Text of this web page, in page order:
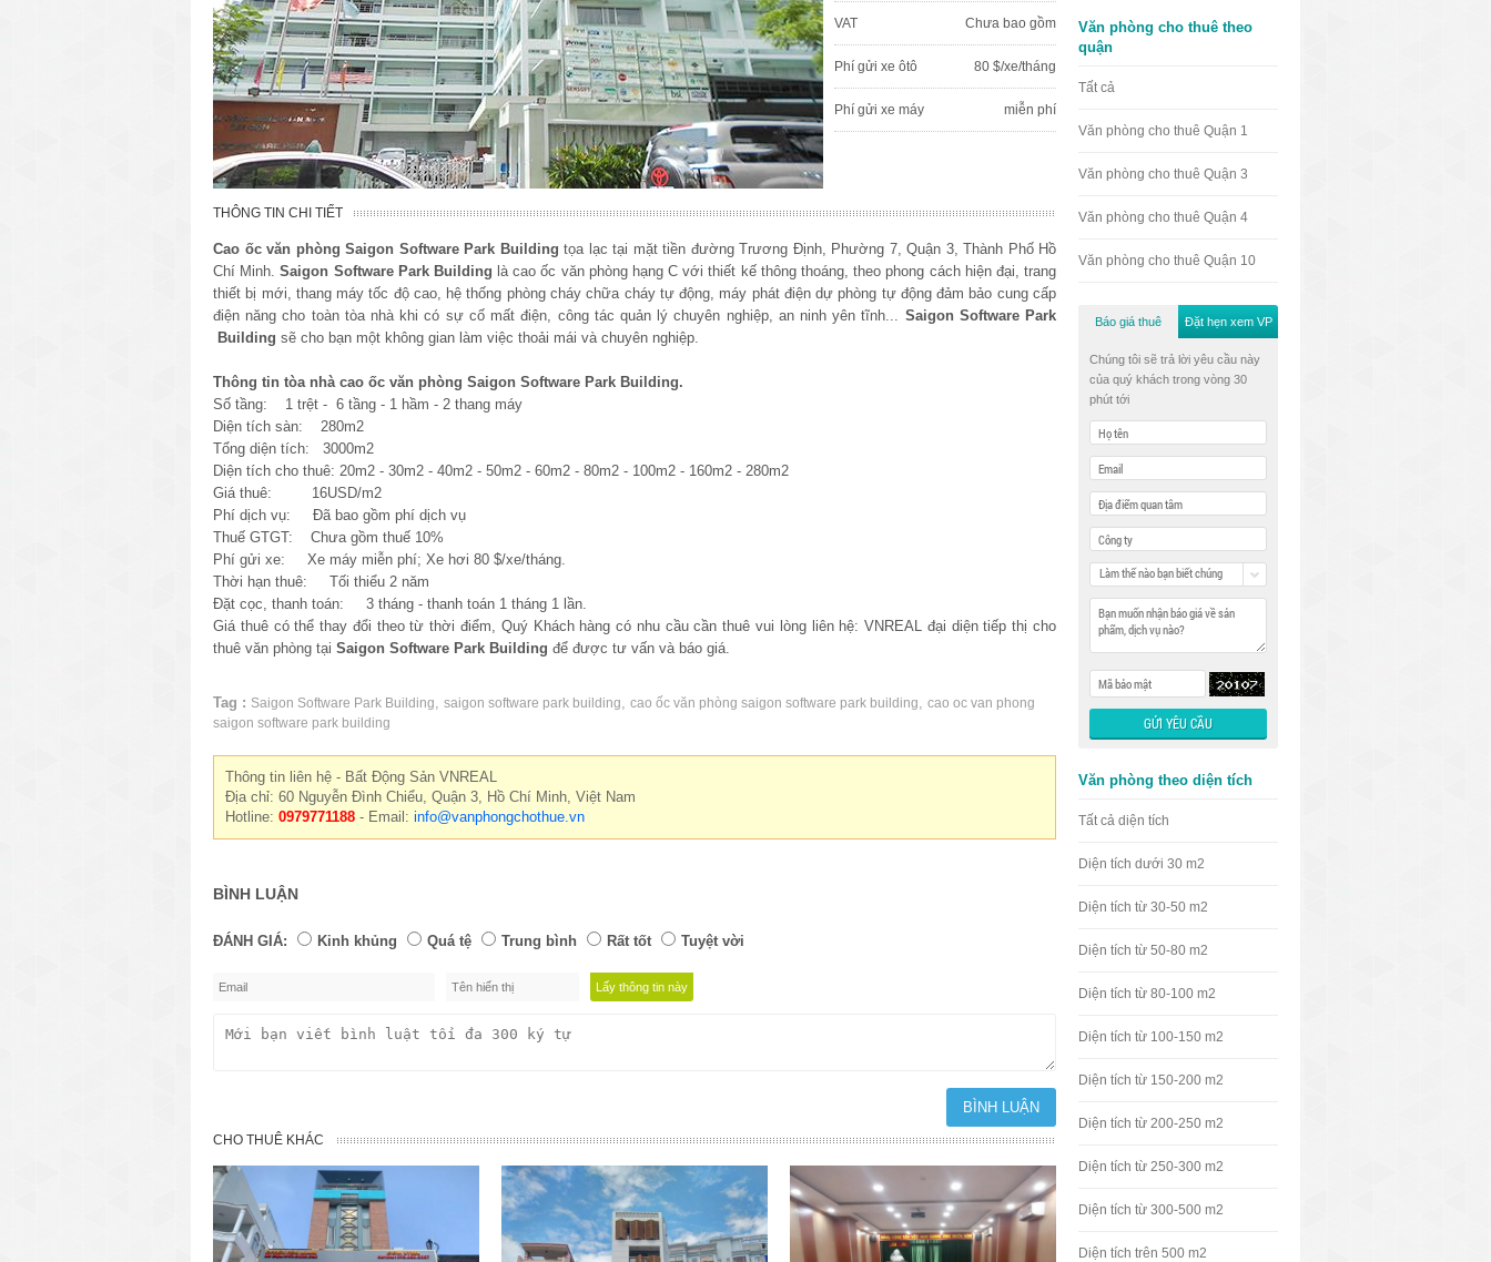
VAT Chưa bao gồm
Phí gửi xe ôtô 80 $/xe/tháng
Phí gửi xe máy miễn phí
THÔNG TIN CHI TIẾT
Cao ốc văn phòng Saigon Software Park​ Building tọa lạc tại mặt tiền đường Trương Định, Phường 7, Quận 3, Thành Phố Hồ
Chí Minh. Saigon Software Park​Building là cao ốc văn phòng hạng C với thiết kế thông thoáng, theo phong cách hiện đại, trang
thiết bị mới , thang máy tốc độ cao, hệ thống phòng cháy chữa cháy tự động, máy phát điện dự phòng tự động đảm bảo cung cấp
điện năng cho toàn tòa nhà khi có sự cố mất điện, công tác quản lý chuyên nghiệp, an ninh yên tĩnh... Saigon Software Park​
Building sẽ cho bạn một không gian làm việc thoải mái và chuyên nghiệp.
Thông tin tòa nhà cao ốc văn phòng Saigon Software Park​ Building.
Số tầng: 1 trệt - 6 tầng - 1 hầm - 2 thang máy
Diện tích sàn: 280m2
Tổng diện tích: 3000m2
Diện tích cho thuê: 20m2 - 30m2 - 40m2 - 50m2 - 60m2 - 80m2 - 100m2 - 160m2 - 280m2
Giá thuê: 16USD/m2
Phí dịch vụ: Đã bao gồm phí dịch vụ
Thuế GTGT: Chưa gồm thuế 10%
Phí gửi xe: Xe máy miễn phí; Xe hơi 80 $/xe/tháng.
Thời hạn thuê: Tối thiểu 2 năm
Đặt cọc, thanh toán: 3 tháng - thanh toán 1 tháng 1 lần.
Giá thuê có thể thay đổi theo từ thời điểm, Quý Khách hàng có nhu cầu cần thuê vui lòng liên hệ: VNREAL đại diện tiếp thị cho
thuê văn phòng tại Saigon Software Park​ Building để được tư vấn và báo giá.
Tag : Saigon Software Park​ Building saigon software park​ building cao ốc văn phòng saigon software park​ building
cao oc van phong
saigon software park​ building
Thông tin liên hệ - Bất Động Sản VNREAL
Địa chỉ: 60 Nguyễn Đình Chiểu, Quận 3, Hồ Chí Minh, Việt Nam
Hotline: 0979771188 - Email: info@vanphongchothue.vn
BÌNH LUẬN
ĐÁNH GIÁ: Kinh khủng Quá tệ Trung bình Rất tốt Tuyệt vời
CHO THUÊ KHÁC
Văn phòng cho thuê theo
quận
Tất cả
Văn phòng cho thuê Quận 1
Văn phòng cho thuê Quận 3
Văn phòng cho thuê Quận 4
Văn phòng cho thuê Quận 10
Báo giá thuê Đặt hẹn xem VP
Chúng tôi sẽ trả lời yêu cầu này
của quý khách trong vòng 30
phút tới
Làm thế nào bạn biết chúng
Văn phòng theo diện tích
Tất cả diện tích
Diện tích dưới 30 m2
Diện tích từ 30-50 m2
Diện tích từ 50-80 m2
Diện tích từ 80-100 m2
Diện tích từ 100-150 m2
Diện tích từ 150-200 m2
Diện tích từ 200-250 m2
Diện tích từ 250-300 m2
Diện tích từ 300-500 m2
Diện tích trên 500 m2
văn phòng quận 1
văn phòng quận 3
cao ốc văn phòng quận 1
cao ốc văn phòng quận 3